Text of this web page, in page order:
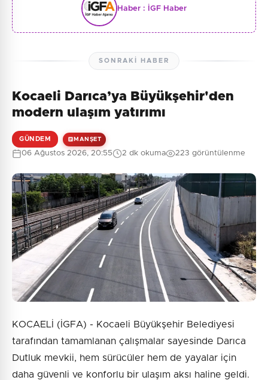
Haber : İGF Haber
SONRAKI HABER
Kocaeli Darıca’ya Büyükşehir'den
modern ulaşım yatırımı
GÜNDEM MANŞET
06 Ağustos 2026, 20:55 2 dk okuma 223 görüntülenme
KOCAELİ (İGFA) - Kocaeli Büyükşehir Belediyesi
tarafından tamamlanan çalışmalar sayesinde Darıca
Dutluk mevkii, hem sürücüler hem de yayalar için
daha güvenli ve konforlu bir ulaşım aksı haline geldi.